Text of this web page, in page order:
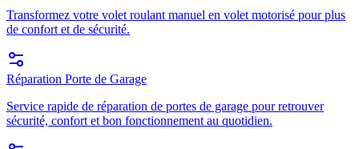
Transformez votre volet roulant manuel en volet motorisé pour plus
de confort et de sécurité.
Réparation Porte de Garage
Service rapide de réparation de portes de garage pour retrouver
sécurité, confort et bon fonctionnement au quotidien.